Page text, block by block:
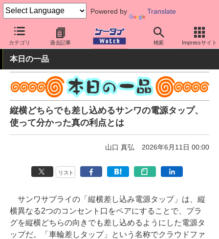
Powered by Translate
カテゴリ 過去記事 検索 Impressサイト
ケータイ Watch 周辺機器/アクセサリー 充電器
本日の一品
縦横どちらでも差し込めるサンワの電源タップ、
使って分かった真の利点とは
山口 真弘 2026年6月11日 00:00
リスト
サンワサプライの「縦横差し込み電源タップ」は、縦
横異なる2つのコンセント口をペアにすることで、プラ
グを縦横どちらの向きでも差し込めるようにした電源タ
ップだ。「車輪差しタップ」という名称でクラウドファ